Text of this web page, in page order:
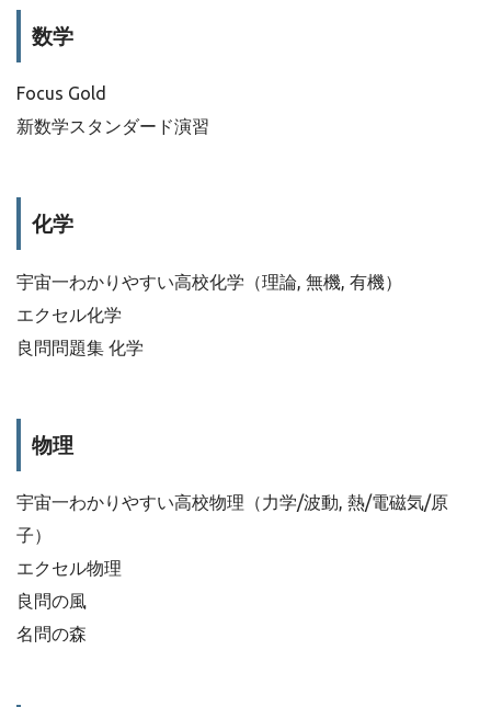
数学
Focus Gold
新数学スタンダード演習
化学
宇宙一わかりやすい高校化学（理論, 無機, 有機）
エクセル化学
良問問題集 化学
物理
宇宙一わかりやすい高校物理（力学/波動, 熱/電磁気/原
子）
エクセル物理
良問の風
名問の森